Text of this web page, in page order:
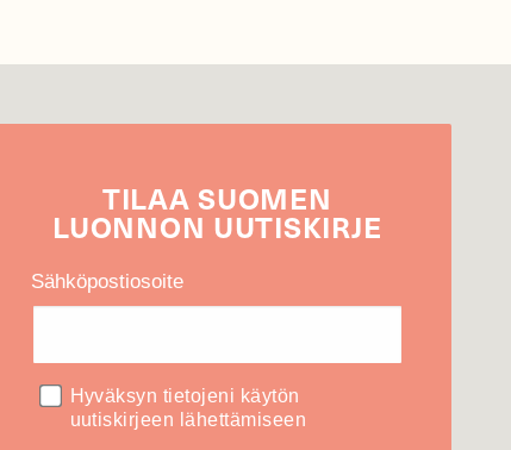
TILAASUOMEN
LUONNON UUTIS­KIRJE
Sähköpostiosoite
Hyväksyn tietojeni käytön
uutiskirjeen lähettämiseen